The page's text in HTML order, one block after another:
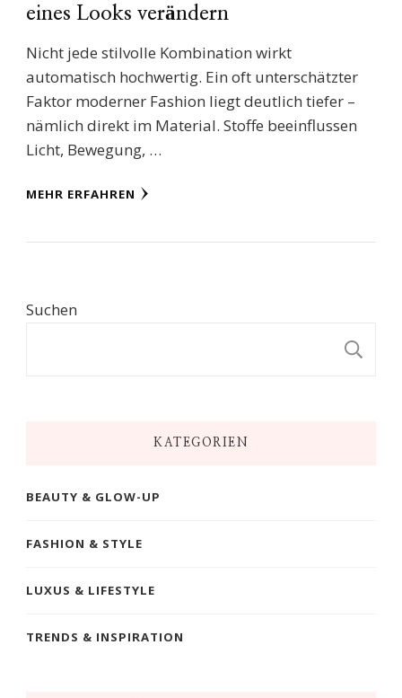
eines Looks verändern
Nicht jede stilvolle Kombination wirkt
automatisch hochwertig. Ein oft unterschätzter
Faktor moderner Fashion liegt deutlich tiefer –
nämlich direkt im Material. Stoffe beeinflussen
Licht, Bewegung, …
MEHR ERFAHREN
Suchen
KATEGORIEN
BEAUTY & GLOW-UP
FASHION & STYLE
LUXUS & LIFESTYLE
TRENDS & INSPIRATION